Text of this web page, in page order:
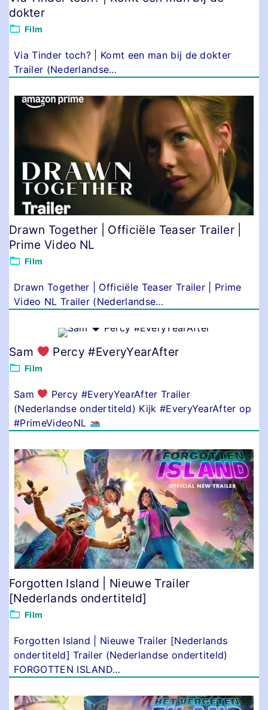
dokter
Film
Via Tinder toch? | Komt een man bij de dokter
Trailer (Nederlandse…
Drawn Together | Officiële Teaser Trailer |
Prime Video NL
Film
Drawn Together | Officiële Teaser Trailer | Prime
Video NL Trailer (Nederlandse…
Sam Percy #EveryYearAfter
Film
Sam
Percy #EveryYearAfter Trailer
(Nederlandse ondertiteld) Kijk #EveryYearAfter op
#PrimeVideoNL
Forgotten Island | Nieuwe Trailer
[Nederlands ondertiteld]
Film
Forgotten Island | Nieuwe Trailer [Nederlands
ondertiteld] Trailer (Nederlandse ondertiteld)
FORGOTTEN ISLAND…